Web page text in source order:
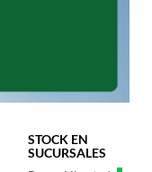
STOCK EN
SUCURSALES